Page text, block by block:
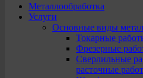
Металлообработка
Услуги
Основные виды
Токарные
Фрезерные
Сверлильные
расточные